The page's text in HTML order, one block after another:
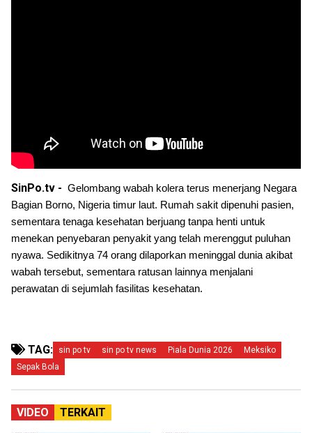
SinPo.tv - Gelombang wabah kolera terus menerjang Negara
Bagian Borno, Nigeria timur laut. Rumah sakit dipenuhi pasien,
sementara tenaga kesehatan berjuang tanpa henti untuk
menekan penyebaran penyakit yang telah merenggut puluhan
nyawa. Sedikitnya 74 orang dilaporkan meninggal dunia akibat
wabah tersebut, sementara ratusan lainnya menjalani
perawatan di sejumlah fasilitas kesehatan.
TAG: sin po tv sin po tv news Piala Dunia 2026
Meksiko
Sepak Bola
VIDEO TERKAIT